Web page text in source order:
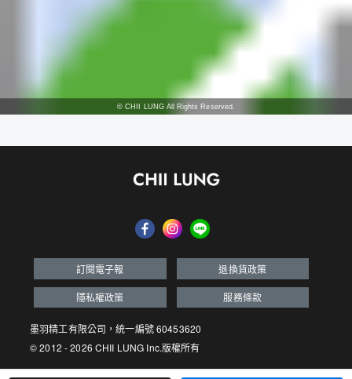
© CHII LUNG All Rights Reserved.
訂閱電子報 退換貨政策
隱私權政策 服務條款
墨羽精工有限公司，統一編號 60453620
© 2012 - 2026 CHII LUNG Inc.版權所有